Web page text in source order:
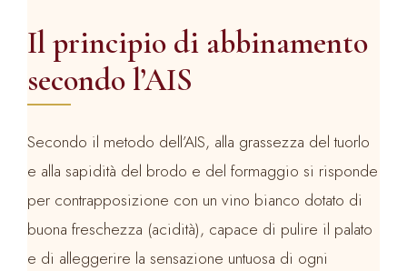
Il principio di abbinamento
secondo l’AIS
Secondo il metodo dell’AIS, alla grassezza del tuorlo
e alla sapidità del brodo e del formaggio si risponde
per contrapposizione con un vino bianco dotato di
buona freschezza (acidità), capace di pulire il palato
e di alleggerire la sensazione untuosa di ogni